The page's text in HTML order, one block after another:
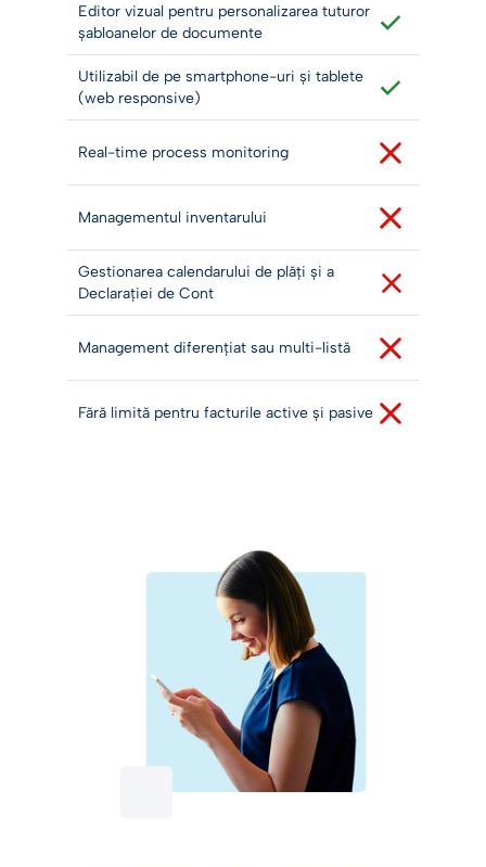
Editor vizual pentru personalizarea tuturor
șabloanelor de documente
Utilizabil de pe smartphone-uri și tablete
(web responsive)
Real-time process monitoring
Managementul inventarului
Gestionarea calendarului de plăți și a
Declarației de Cont
Management diferențiat sau multi-listă
Fără limită pentru facturile active și pasive